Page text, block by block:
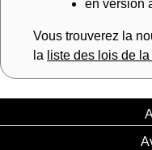
en version
Vous trouverez la
la liste des lois de la